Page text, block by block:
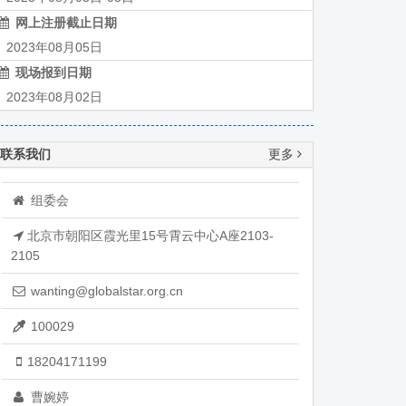
网上注册截止日期
年08月05日
现场报到日期
年08月02日
联系我们 更多
组委会
北京市朝阳区霞光里15号霄云中心A座2103-
2105
wanting@globalstar.org.cn
100029
18204171199
曹婉婷